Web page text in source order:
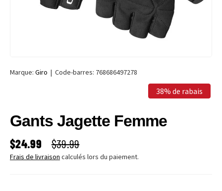
Marque: Giro | Code-barres: 768686497278
38% de rabais
Gants Jagette Femme
PRIX SOLDÉ
$24.99 PRIX HABITUEL
$39.99
Frais de livraison calculés lors du paiement.